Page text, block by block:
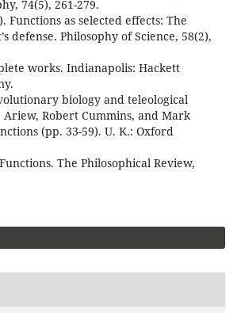
74(5), 261-279.
Functions as selected effects: The
defense. Philosophy of Science, 58(2),
works. Indianapolis: Hackett
biology and teleological
Robert Cummins, and Mark
(pp. 33-59). U. K.: Oxford
The Philosophical Review,